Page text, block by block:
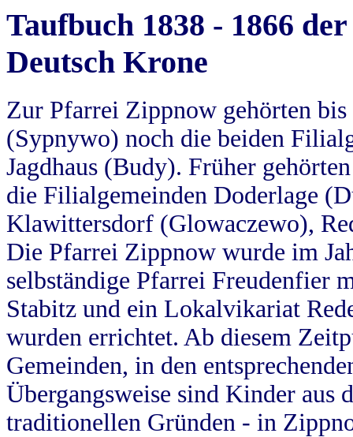
Taufbuch 1838 - 1866
Deutsch Krone
Zur Pfarrei Zippnow gehörten
(Sypnywo) noch die beiden
Jagdhaus (Budy). Früher
die Filialgemeinden Doderlage
Klawittersdorf (Glowaczewo),
Die Pfarrei Zippnow wurde im
selbständige Pfarrei Freudenfier
Stabitz und ein Lokalvikariat
wurden errichtet. Ab diesem
Gemeinden, in den
Übergangsweise sind Kinder aus
traditionellen Gründen - in